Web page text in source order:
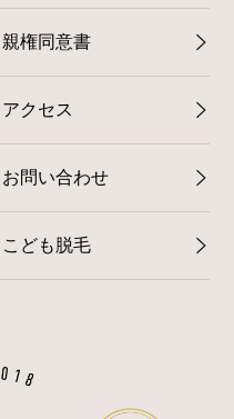
親権同意書
アクセス
お問い合わせ
こども脱毛